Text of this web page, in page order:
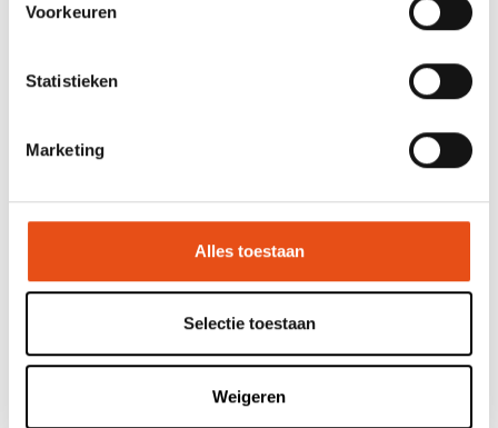
Voorkeuren
Statistieken
Marketing
Alles toestaan
Selectie toestaan
Weigeren
Dagelijkse en periodieke schoonmaak
Droog schoonmaken
Interieuronderhoud
Spiegels, wastafels, bad en douche
Specifiek aandacht naar onderhoud van toilet
Vloeronderhoud
Moppen
Machinaal vloeronderhoud